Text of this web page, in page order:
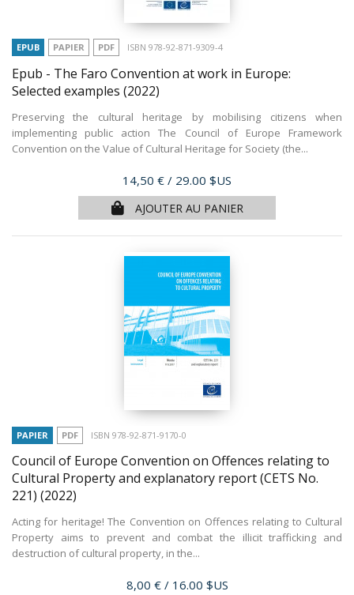
EPUB PAPIER PDF ISBN 978-92-871-9309-4
Epub - The Faro Convention at work in Europe:
Selected examples (2022)
Preserving the cultural heritage by mobilising citizens when
implementing public action The Council of Europe Framework
Convention on the Value of Cultural Heritage for Society (the...
Prix
14,50 € / 29.00 $US
AJOUTER AU PANIER
PAPIER PDF ISBN 978-92-871-9170-0
Council of Europe Convention on Offences relating to
Cultural Property and explanatory report (CETS No.
221) (2022)
Acting for heritage! The Convention on Offences relating to Cultural
Property aims to prevent and combat the illicit trafficking and
destruction of cultural property, in the...
Prix
8,00 € / 16.00 $US